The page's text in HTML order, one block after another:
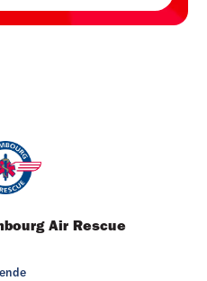
Air Rescue